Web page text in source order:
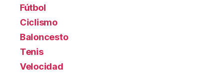
Fútbol
Ciclismo
Baloncesto
Tenis
Velocidad